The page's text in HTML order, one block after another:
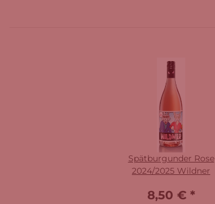
Spätburgunder Rose
2024/2025 Wildner
8,50 € *